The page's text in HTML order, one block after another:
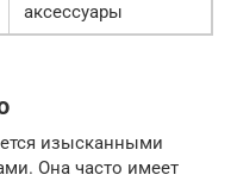
аксессуары
изысканными
Она часто имеет